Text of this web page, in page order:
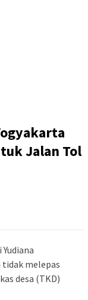
Jalan Tol
melepas
desa (TKD)